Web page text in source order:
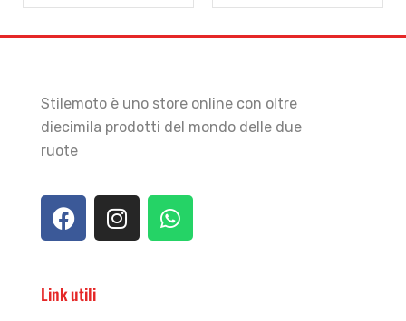
Stilemoto è uno store online con oltre
diecimila prodotti del mondo delle due
ruote
Link utili